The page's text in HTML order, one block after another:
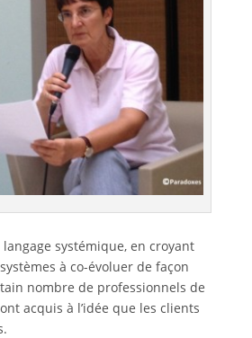
systémique, en croyant
à co-évoluer de façon
nombre de professionnels de
acquis à l’idée que les clients